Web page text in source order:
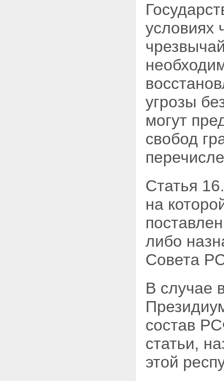
условиях
угрозы
могут
свобод
Статья
на
либо
Совета
В случае
состав
статьи,
этой